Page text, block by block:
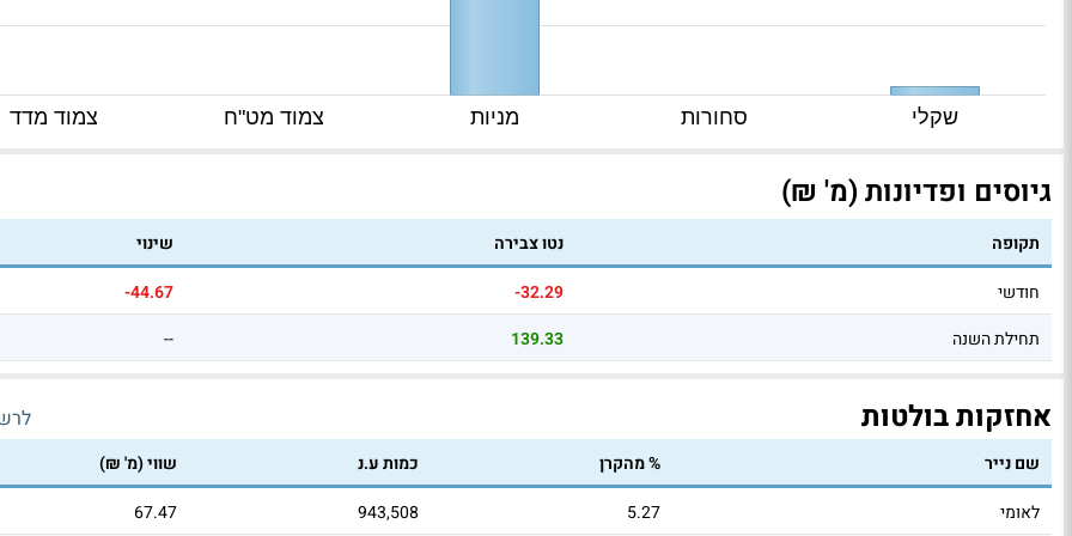
צמוד מדד צמוד מט"ח מניות סחורות שקלי
גיוסים ופדיונות (מ' ₪)
תקופה נטו צבירה
שינוי
חודשי
-32.29
-44.67
תחילת השנה
139.33
--
אחזקות בולטות
שם נייר % מהקרן כמות ע.נ
שווי (מ' ₪)
לאומי
5.27
943,508
67.47